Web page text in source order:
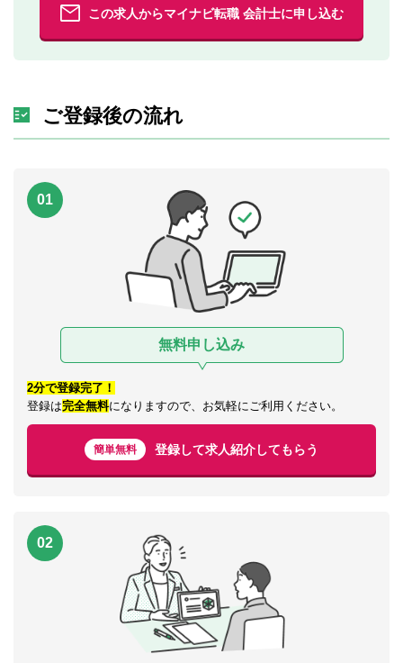
この求人からマイナビ転職 会計士に申し込む
ご登録後の流れ
01
無料申し込み
2分で登録完了！
登録は完全無料になりますので、お気軽にご利用ください。
簡単無料 登録して求人紹介してもらう
02